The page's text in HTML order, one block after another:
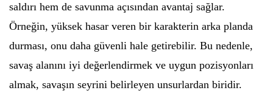
saldırı hem de savunma açısından avantaj sağlar.
Örneğin, yüksek hasar veren bir karakterin arka planda
durması, onu daha güvenli hale getirebilir. Bu nedenle,
savaş alanını iyi değerlendirmek ve uygun pozisyonları
almak, savaşın seyrini belirleyen unsurlardan biridir.